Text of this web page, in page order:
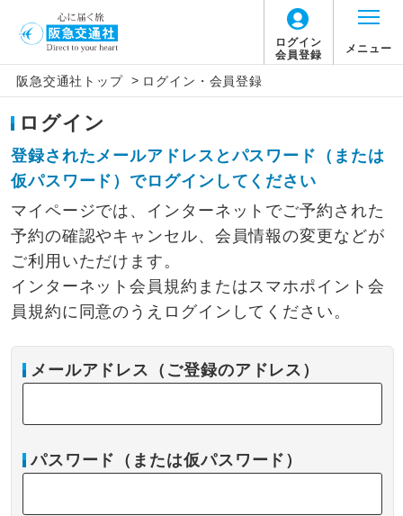
ログイン
会員登録
メニュー
阪急交通社トップ > ログイン・会員登録
ログイン
登録されたメールアドレスとパスワード（または
仮パスワード）でログインしてください
マイページでは、インターネットでご予約された
予約の確認やキャンセル、会員情報の変更などが
ご利用いただけます。
インターネット会員規約またはスマホポイント会
員規約に同意のうえログインしてください。
メールアドレス（ご登録のアドレス）
パスワード（または仮パスワード）